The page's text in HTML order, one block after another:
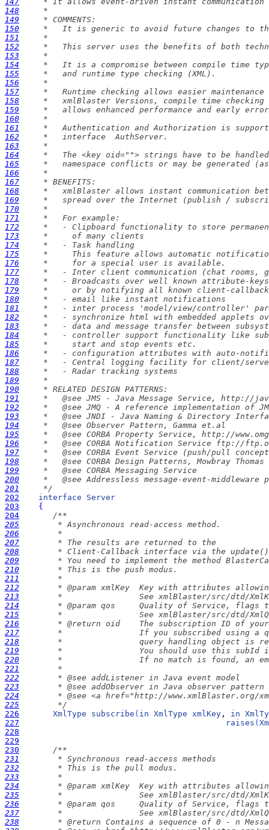
148
149
150
151
152
153
154
155
156
157
158
159
160
161
162
163
164
165
166
167
168
169
170
171
172
173
174
175
176
177
178
179
180
181
182
183
184
185
186
187
188
189
190
191
192
193
194
195
196
197
198
199
200
201
     */
202
interface
Server
203
{
204
205
206
207
208
209
210
211
212
213
214
215
216
217
218
219
220
221
222
223
224
225
        */
226
XmlType subscribe ( in XmlType xmlKey , in
227
raises (
228
229
230
231
232
233
234
235
236
237
238